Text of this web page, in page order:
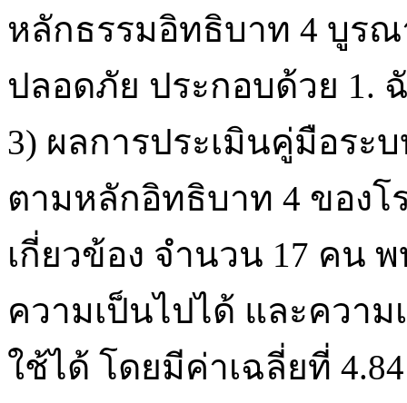
หลักธรรมอิทธิบาท 4 บูร
ปลอดภัย ประกอบด้วย 1.
3) ผลการประเมินคู่มือร
ตามหลักอิทธิบาท 4 ของโ
เกี่ยวข้อง จำนวน 17 คน
ความเป็นไปได้ และควา
ใช้ได้ โดยมีค่าเฉลี่ยที่